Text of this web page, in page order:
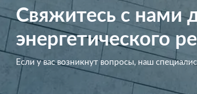
Свяжитесь с нами
энергетического
Если у вас возникнут вопросы, наш